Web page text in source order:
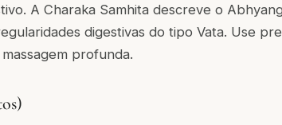
A Charaka Samhita descreve o
digestivas do tipo Vata. Use
profunda.